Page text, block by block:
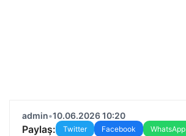
admin•10.06.2026 10:20
Paylaş: Twitter Facebook WhatsApp